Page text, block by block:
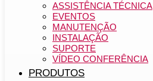
ASSISTÊNCIA TÉCNICA
EVENTOS
MANUTENÇÃO
INSTALAÇÃO
SUPORTE
VÍDEO CONFERÊNCIA
PRODUTOS